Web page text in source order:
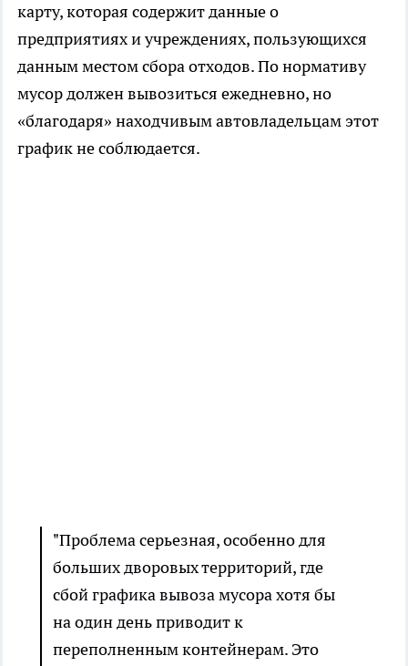
карту, которая содержит данные о
предприятиях и учреждениях, пользующихся
данным местом сбора отходов. По нормативу
мусор должен вывозиться ежедневно, но
«благодаря» находчивым автовладельцам этот
график не соблюдается.
"Проблема серьезная, особенно для
больших дворовых территорий, где
сбой графика вывоза мусора хотя бы
на один день приводит к
переполненным контейнерам. Это